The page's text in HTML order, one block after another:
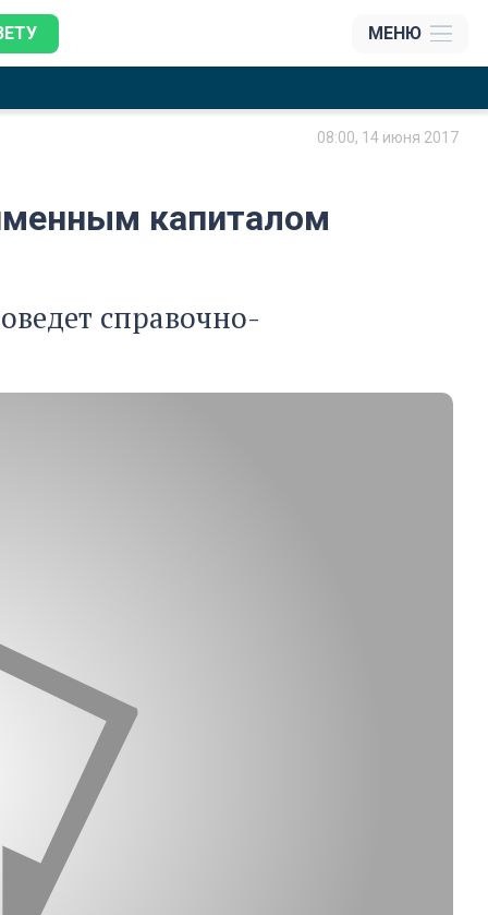
МЕНЮ
08:00, 14 июня 2017
капиталом
справочно-